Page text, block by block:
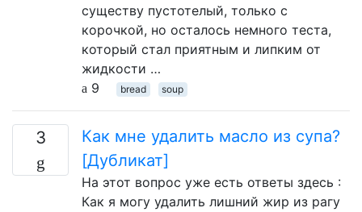
существу пустотелый, только с
корочкой, но осталось немного теста,
который стал приятным и липким от
жидкости …
9
bread soup
3
Как мне удалить масло из супа?
[Дубликат]
На этот вопрос уже есть ответы здесь :
Как я могу удалить лишний жир из рагу